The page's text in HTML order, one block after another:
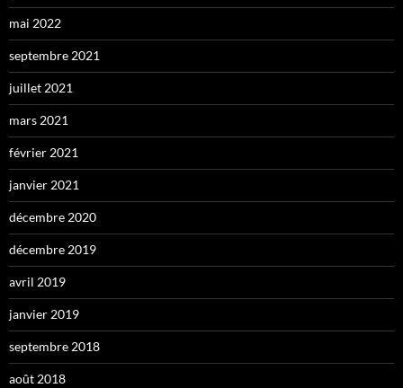
mai 2022
septembre 2021
juillet 2021
mars 2021
février 2021
janvier 2021
décembre 2020
décembre 2019
avril 2019
janvier 2019
septembre 2018
août 2018